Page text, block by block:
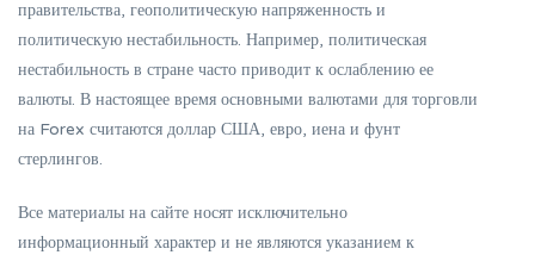
правительства, геополитическую напряженность и
политическую нестабильность. Например, политическая
нестабильность в стране часто приводит к ослаблению ее
валюты. В настоящее время основными валютами для торговли
на Forex считаются доллар США, евро, иена и фунт
стерлингов.
Все материалы на сайте носят исключительно
информационный характер и не являются указанием к